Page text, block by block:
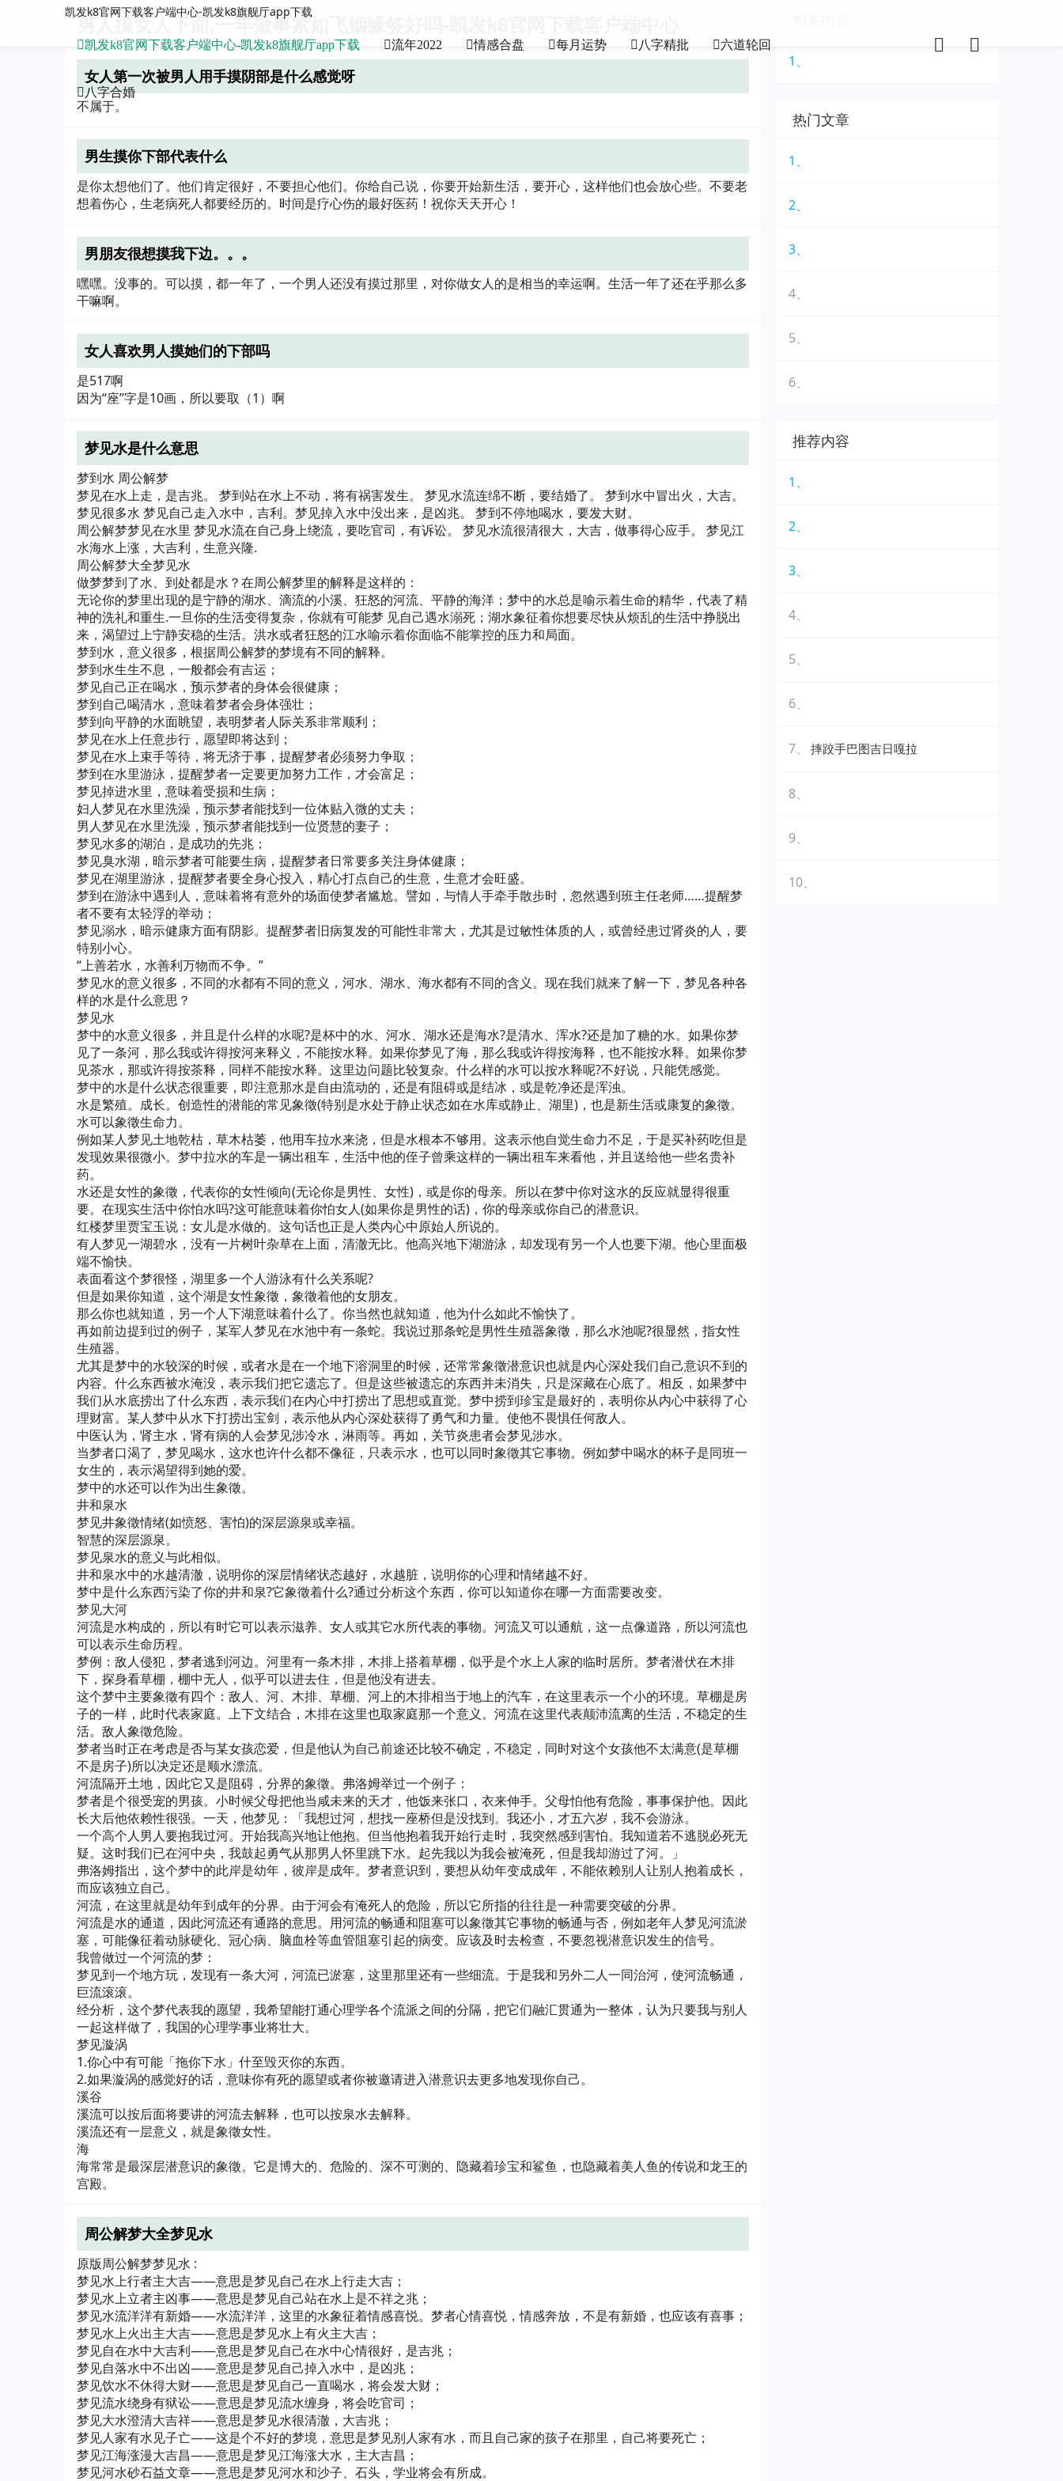
凯发k8官网下载客户端中心-凯发k8旗舰厅app下载
凯发k8官网下载客户端中心-凯发k8旗舰厅app下载 流年2022 情感合盘 每月运势 八字精批 六道轮回
八字合婚
男人摸女人下面,一年做事紧如飞姻缘签好吗-凯发k8官网下载客户端中心
女人第一次被男人用手摸阴部是什么感觉呀
不属于。
男生摸你下部代表什么
是你太想他们了。他们肯定很好，不要担心他们。你给自己说，你要开始新生活，要开心，这样他们也会放心些。不要老
想着伤心，生老病死人都要经历的。时间是疗心伤的最好医药！祝你天天开心！
男朋友很想摸我下边。。。
嘿嘿。没事的。可以摸，都一年了，一个男人还没有摸过那里，对你做女人的是相当的幸运啊。生活一年了还在乎那么多
干嘛啊。
女人喜欢男人摸她们的下部吗
是517啊
因为“座”字是10画，所以要取（1）啊
梦见水是什么意思
梦到水 周公解梦
梦见在水上走，是吉兆。 梦到站在水上不动，将有祸害发生。 梦见水流连绵不断，要结婚了。 梦到水中冒出火，大吉。
梦见很多水 梦见自己走入水中，吉利。梦见掉入水中没出来，是凶兆。 梦到不停地喝水，要发大财。
周公解梦梦见在水里 梦见水流在自己身上绕流，要吃官司，有诉讼。 梦见水流很清很大，大吉，做事得心应手。 梦见江
水海水上涨，大吉利，生意兴隆.
周公解梦大全梦见水
做梦梦到了水、到处都是水？在周公解梦里的解释是这样的：
无论你的梦里出现的是宁静的湖水、滴流的小溪、狂怒的河流、平静的海洋；梦中的水总是喻示着生命的精华，代表了精
神的洗礼和重生.一旦你的生活变得复杂，你就有可能梦 见自己遇水溺死；湖水象征着你想要尽快从烦乱的生活中挣脱出
来，渴望过上宁静安稳的生活。洪水或者狂怒的江水喻示着你面临不能掌控的压力和局面。
梦到水，意义很多，根据周公解梦的梦境有不同的解释。
梦到水生生不息，一般都会有吉运；
梦见自己正在喝水，预示梦者的身体会很健康；
梦到自己喝清水，意味着梦者会身体强壮；
梦到向平静的水面眺望，表明梦者人际关系非常顺利；
梦见在水上任意步行，愿望即将达到；
梦见在水上束手等待，将无济于事，提醒梦者必须努力争取；
梦到在水里游泳，提醒梦者一定要更加努力工作，才会富足；
梦见掉进水里，意味着受损和生病；
妇人梦见在水里洗澡，预示梦者能找到一位体贴入微的丈夫；
男人梦见在水里洗澡，预示梦者能找到一位贤慧的妻子；
梦见水多的湖泊，是成功的先兆；
梦见臭水湖，暗示梦者可能要生病，提醒梦者日常要多关注身体健康；
梦见在湖里游泳，提醒梦者要全身心投入，精心打点自己的生意，生意才会旺盛。
梦到在游泳中遇到人，意味着将有意外的场面使梦者尴尬。譬如，与情人手牵手散步时，忽然遇到班主任老师……提醒梦
者不要有太轻浮的举动；
梦见溺水，暗示健康方面有阴影。提醒梦者旧病复发的可能性非常大，尤其是过敏性体质的人，或曾经患过肾炎的人，要
特别小心。
“上善若水，水善利万物而不争。”
梦见水的意义很多，不同的水都有不同的意义，河水、湖水、海水都有不同的含义。现在我们就来了解一下，梦见各种各
样的水是什么意思？
梦见水
梦中的水意义很多，并且是什么样的水呢?是杯中的水、河水、湖水还是海水?是清水、浑水?还是加了糖的水。如果你梦
见了一条河，那么我或许得按河来释义，不能按水释。如果你梦见了海，那么我或许得按海释，也不能按水释。如果你梦
见茶水，那或许得按茶释，同样不能按水释。这里边问题比较复杂。什么样的水可以按水释呢?不好说，只能凭感觉。
梦中的水是什么状态很重要，即注意那水是自由流动的，还是有阻碍或是结冰，或是乾净还是浑浊。
水是繁殖。成长。创造性的潜能的常见象徵(特别是水处于静止状态如在水库或静止、湖里)，也是新生活或康复的象徵。
水可以象徵生命力。
例如某人梦见土地乾枯，草木枯萎，他用车拉水来浇，但是水根本不够用。这表示他自觉生命力不足，于是买补药吃但是
发现效果很微小。梦中拉水的车是一辆出租车，生活中他的侄子曾乘这样的一辆出租车来看他，并且送给他一些名贵补
药。
水还是女性的象徵，代表你的女性倾向(无论你是男性、女性)，或是你的母亲。所以在梦中你对这水的反应就显得很重
要。在现实生活中你怕水吗?这可能意味着你怕女人(如果你是男性的话)，你的母亲或你自己的潜意识。
红楼梦里贾宝玉说：女儿是水做的。这句话也正是人类内心中原始人所说的。
有人梦见一湖碧水，没有一片树叶杂草在上面，清澈无比。他高兴地下湖游泳，却发现有另一个人也要下湖。他心里面极
端不愉快。
表面看这个梦很怪，湖里多一个人游泳有什么关系呢?
但是如果你知道，这个湖是女性象徵，象徵着他的女朋友。
那么你也就知道，另一个人下湖意味着什么了。你当然也就知道，他为什么如此不愉快了。
再如前边提到过的例子，某军人梦见在水池中有一条蛇。我说过那条蛇是男性生殖器象徵，那么水池呢?很显然，指女性
生殖器。
尤其是梦中的水较深的时候，或者水是在一个地下溶洞里的时候，还常常象徵潜意识也就是内心深处我们自己意识不到的
内容。什么东西被水淹没，表示我们把它遗忘了。但是这些被遗忘的东西并未消失，只是深藏在心底了。相反，如果梦中
我们从水底捞出了什么东西，表示我们在内心中打捞出了思想或直觉。梦中捞到珍宝是最好的，表明你从内心中获得了心
理财富。某人梦中从水下打捞出宝剑，表示他从内心深处获得了勇气和力量。使他不畏惧任何敌人。
中医认为，肾主水，肾有病的人会梦见涉冷水，淋雨等。再如，关节炎患者会梦见涉水。
当梦者口渴了，梦见喝水，这水也许什么都不像征，只表示水，也可以同时象徵其它事物。例如梦中喝水的杯子是同班一
女生的，表示渴望得到她的爱。
梦中的水还可以作为出生象徵。
井和泉水
梦见井象徵情绪(如愤怒、害怕)的深层源泉或幸福。
智慧的深层源泉。
梦见泉水的意义与此相似。
井和泉水中的水越清澈，说明你的深层情绪状态越好，水越脏，说明你的心理和情绪越不好。
梦中是什么东西污染了你的井和泉?它象徵着什么?通过分析这个东西，你可以知道你在哪一方面需要改变。
梦见大河
河流是水构成的，所以有时它可以表示滋养、女人或其它水所代表的事物。河流又可以通航，这一点像道路，所以河流也
可以表示生命历程。
梦例：敌人侵犯，梦者逃到河边。河里有一条木排，木排上搭着草棚，似乎是个水上人家的临时居所。梦者潜伏在木排
下，探身看草棚，棚中无人，似乎可以进去住，但是他没有进去。
这个梦中主要象徵有四个：敌人、河、木排、草棚、河上的木排相当于地上的汽车，在这里表示一个小的环境。草棚是房
子的一样，此时代表家庭。上下文结合，木排在这里也取家庭那一个意义。河流在这里代表颠沛流离的生活，不稳定的生
活。敌人象徵危险。
梦者当时正在考虑是否与某女孩恋爱，但是他认为自己前途还比较不确定，不稳定，同时对这个女孩他不太满意(是草棚
不是房子)所以决定还是顺水漂流。
河流隔开土地，因此它又是阻碍，分界的象徵。弗洛姆举过一个例子：
梦者是个很受宠的男孩。小时候父母把他当咸未来的天才，他饭来张口，衣来伸手。父母怕他有危险，事事保护他。因此
长大后他依赖性很强。一天，他梦见：「我想过河，想找一座桥但是没找到。我还小，才五六岁，我不会游泳。
一个高个人男人要抱我过河。开始我高兴地让他抱。但当他抱着我开始行走时，我突然感到害怕。我知道若不逃脱必死无
疑。这时我们已在河中央，我鼓起勇气从那男人怀里跳下水。起先我以为我会被淹死，但是我却游过了河。」
弗洛姆指出，这个梦中的此岸是幼年，彼岸是成年。梦者意识到，要想从幼年变成成年，不能依赖别人让别人抱着成长，
而应该独立自己。
河流，在这里就是幼年到成年的分界。由于河会有淹死人的危险，所以它所指的往往是一种需要突破的分界。
河流是水的通道，因此河流还有通路的意思。用河流的畅通和阻塞可以象徵其它事物的畅通与否，例如老年人梦见河流淤
塞，可能像征着动脉硬化、冠心病、脑血栓等血管阻塞引起的病变。应该及时去检查，不要忽视潜意识发生的信号。
我曾做过一个河流的梦：
梦见到一个地方玩，发现有一条大河，河流已淤塞，这里那里还有一些细流。于是我和另外二人一同治河，使河流畅通，
巨流滚滚。
经分析，这个梦代表我的愿望，我希望能打通心理学各个流派之间的分隔，把它们融汇贯通为一整体，认为只要我与别人
一起这样做了，我国的心理学事业将壮大。
梦见漩涡
1.你心中有可能「拖你下水」什至毁灭你的东西。
2.如果漩涡的感觉好的话，意味你有死的愿望或者你被邀请进入潜意识去更多地发现你自己。
溪谷
溪流可以按后面将要讲的河流去解释，也可以按泉水去解释。
溪流还有一层意义，就是象徵女性。
海
海常常是最深层潜意识的象徵。它是博大的、危险的、深不可测的、隐藏着珍宝和鲨鱼，也隐藏着美人鱼的传说和龙王的
宫殿。
周公解梦大全梦见水
原版周公解梦梦见水 :
梦见水上行者主大吉——意思是梦见自己在水上行走大吉；
梦见水上立者主凶事——意思是梦见自己站在水上是不祥之兆；
梦见水流洋洋有新婚——水流洋洋，这里的水象征着情感喜悦。梦者心情喜悦，情感奔放，不是有新婚，也应该有喜事；
梦见水上火出主大吉——意思是梦见水上有火主大吉；
梦见自在水中大吉利——意思是梦见自己在水中心情很好，是吉兆；
梦见自落水中不出凶——意思是梦见自己掉入水中，是凶兆；
梦见饮水不休得大财——意思是梦见自己一直喝水，将会发大财；
梦见流水绕身有狱讼——意思是梦见流水缠身，将会吃官司；
梦见大水澄清大吉祥——意思是梦见水很清澈，大吉兆；
梦见人家有水见子亡——这是个不好的梦境，意思是梦见别人家有水，而且自己家的孩子在那里，自己将要死亡；
梦见江海涨漫大吉昌——意思是梦见江海涨大水，主大吉昌；
梦见河水砂石益文章——意思是梦见河水和沙子、石头，学业将会有所成。
1、
热门文章
1、
2、
3、
4、
5、
6、
推荐内容
1、
2、
3、
4、
5、
6、
7、 摔跤手巴图吉日嘎拉
8、
9、
10、